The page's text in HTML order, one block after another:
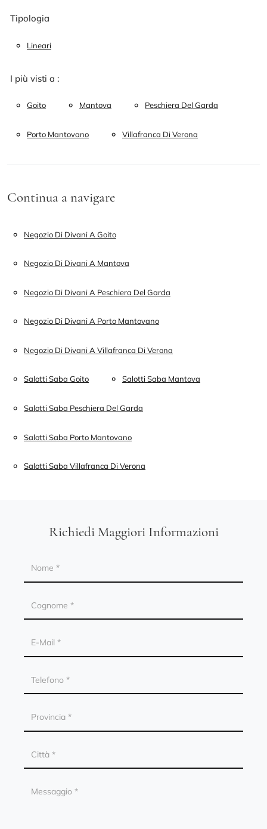
Tipologia
Lineari
I più visti a :
Goito Mantova Peschiera Del Garda
Porto Mantovano Villafranca Di Verona
Continua a navigare
Negozio Di Divani A Goito
Negozio Di Divani A Mantova
Negozio Di Divani A Peschiera Del Garda
Negozio Di Divani A Porto Mantovano
Negozio Di Divani A Villafranca Di Verona
Salotti Saba Goito Salotti Saba Mantova
Salotti Saba Peschiera Del Garda
Salotti Saba Porto Mantovano
Salotti Saba Villafranca Di Verona
Richiedi Maggiori Informazioni